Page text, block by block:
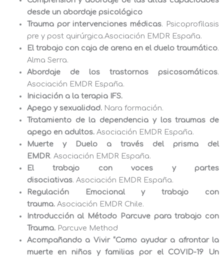
desde un abordaje psicológico
Trauma por intervenciones médicas. Psicoprofilasis
pre y post quirúrgica.Asociación EMDR España.
El trabajo con caja de arena en el duelo traumático.
Alma Serra.
Abordaje de los trastornos psicosomáticos.
Asociación EMDR España.
Iniciación a la terapia IFS.
Apego y sexualidad.Nara formación.
Tratamiento de la dependencia y los traumas de
apego en adultos. Asociación EMDR España.
Muerte y Duelo a través del prisma del
EMDR. Asociación EMDR España.
El trabajo con voces y partes
disociativas. Asociación EMDR España.
Regulación Emocional y trabajo con
trauma.Asociación EMDR Chile.
Introducción al Método Parcuve para trabajo con
Trauma.Parcuve Method
Acompañando a Vivir “Como ayudar a afrontar la
muerte en niños y familias por el COVID-19 Un